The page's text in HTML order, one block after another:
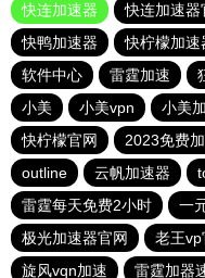
快连加速器
快连加速器
快鸭加速器
快柠檬加速
软件中心
雷霆加速
小美
小美vpn 小美
快柠檬官网
2023免费
outline
云帆加速器
雷霆每天免费2小时
一
极光加速器官网
老王vp
旋风vqn加速
雷霆加器